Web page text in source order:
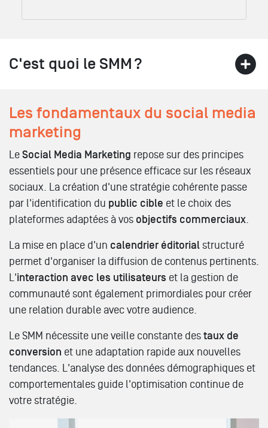
C'est quoi le SMM ?
Les fondamentaux du social media
marketing
Le Social Media Marketing repose sur des principes
essentiels pour une présence efficace sur les réseaux
sociaux. La création d'une stratégie cohérente passe
par l'identification du public cible et le choix des
plateformes adaptées à vos objectifs commerciaux.
La mise en place d'un calendrier éditorial structuré
permet d'organiser la diffusion de contenus pertinents.
L'interaction avec les utilisateurs et la gestion de
communauté sont également primordiales pour créer
une relation durable avec votre audience.
Le SMM nécessite une veille constante des taux de
conversion et une adaptation rapide aux nouvelles
tendances. L'analyse des données démographiques et
comportementales guide l'optimisation continue de
votre stratégie.